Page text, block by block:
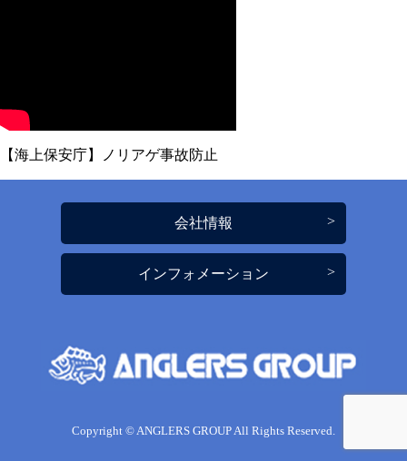
【海上保安庁】ノリアゲ事故防止
会社情報
インフォメーション
Copyright © ANGLERS GROUP All Rights Reserved.